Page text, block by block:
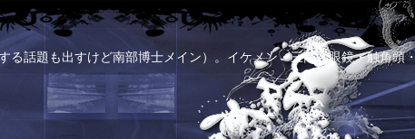
話題も出すけど南部博士メイン）。イケメン・三高・眼鏡・触角頭